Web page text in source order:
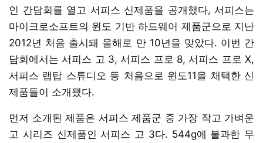
인 간담회를 열고 서피스 신제품을 공개했다, 서피스는
마이크로소프트의 윈도 기반 하드웨어 제품군으로 지난
2012년 처음 출시돼 올해로 만 10년을 맞았다. 이번 간
담회에서는 서피스 고 3, 서피스 프로 8, 서피스 프로 X,
서피스 랩탑 스튜디오 등 처음으로 윈도11을 채택한 신
제품들이 소개됐다.
먼저 소개된 제품은 서피스 제품군 중 가장 작고 가벼운
고 시리즈 신제품인 서피스 고 3다. 544g에 불과한 무